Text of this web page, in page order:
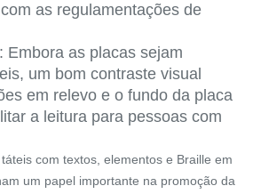
as regulamentações de
: Embora as placas sejam
um bom contraste visual
em relevo e o fundo da placa
a leitura para pessoas com
com textos, elementos e Braille em
um papel importante na promoção da